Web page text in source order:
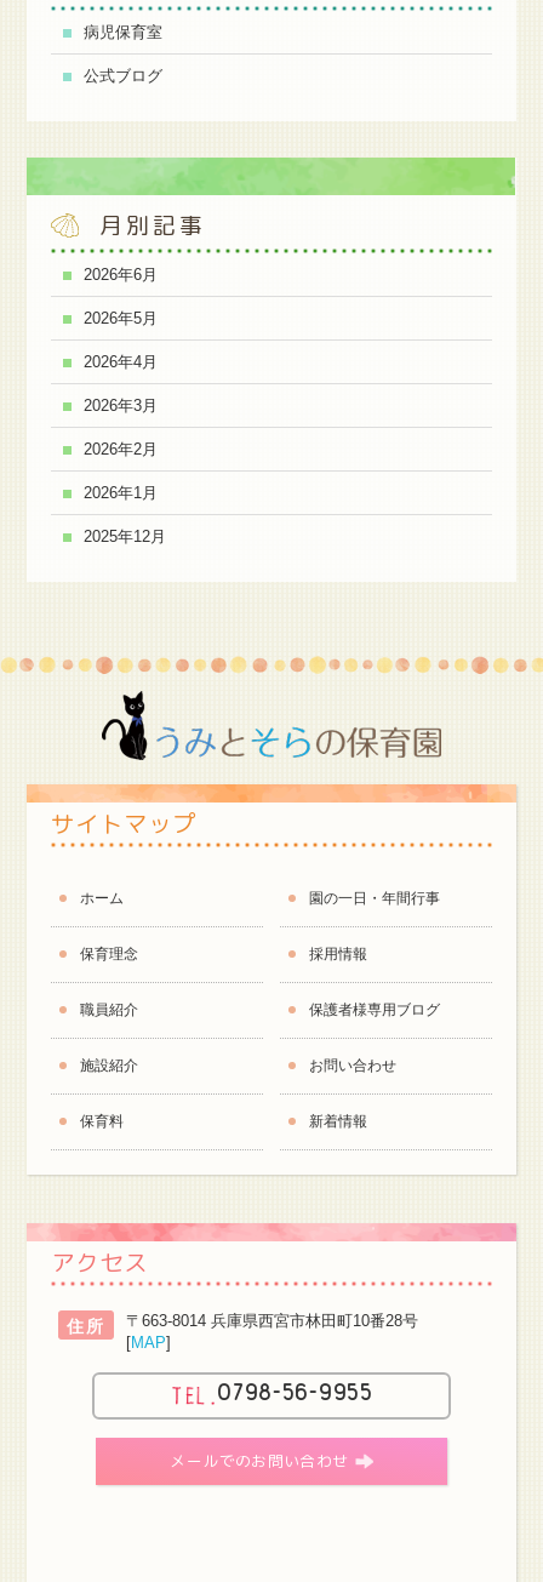
病児保育室
公式ブログ
月別記事
2026年6月
2026年5月
2026年4月
2026年3月
2026年2月
2026年1月
2025年12月
サイトマップ
ホーム
保育理念
職員紹介
施設紹介
保育料
園の一日・年間行事
採用情報
保護者様専用ブログ
お問い合わせ
新着情報
アクセス
住所
〒663-8014 兵庫県西宮市林田町10番28号
[MAP]
0798-56-9955
メールでのお問い合わせ